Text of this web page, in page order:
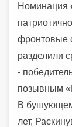
Номинация
фронтовые
разделили
-
позывным
В бушующем
лет,